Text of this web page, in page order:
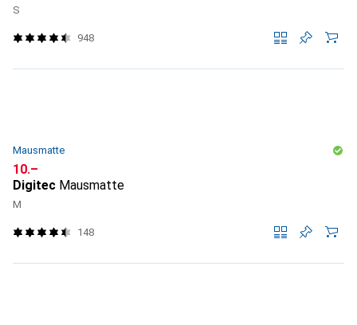
S
948
Mausmatte
CHF
10.–
Digitec Mausmatte
M
148